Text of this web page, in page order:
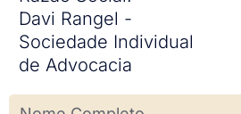
Davi Rangel -
Sociedade Individual
de Advocacia